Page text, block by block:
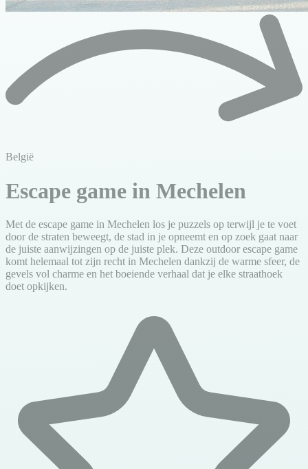
België
Escape game in Mechelen
Met de escape game in Mechelen los je puzzels op terwijl je te voet
door de straten beweegt, de stad in je opneemt en op zoek gaat naar
de juiste aanwijzingen op de juiste plek. Deze outdoor escape game
komt helemaal tot zijn recht in Mechelen dankzij de warme sfeer, de
gevels vol charme en het boeiende verhaal dat je elke straathoek
doet opkijken.